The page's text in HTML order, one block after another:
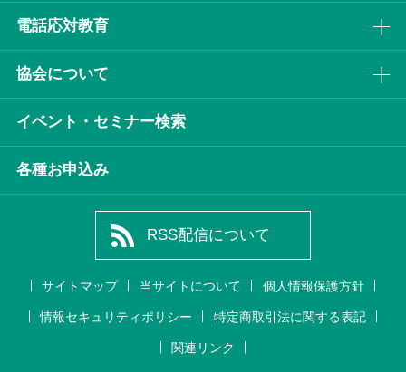
電話応対教育
協会について
イベント・セミナー検索
各種お申込み
RSS配信について
サイトマップ 当サイトについて 個人情報保護方針
情報セキュリティポリシー 特定商取引法に関する表記
関連リンク